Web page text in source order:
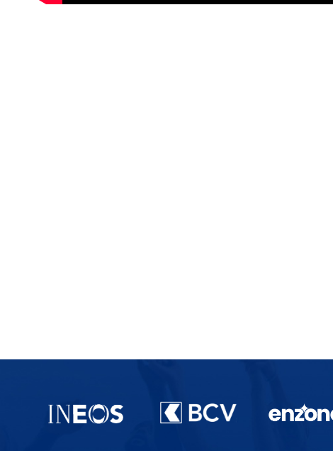
Partenaires du lausanne-Sport